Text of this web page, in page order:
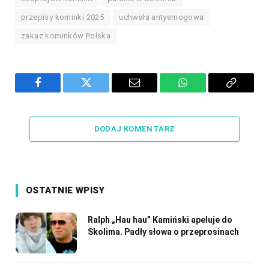
przepisy kominki 2025 uchwała antysmogowa
zakaz kominków Polska
Facebook Twitter Email WhatsAppCopy
DODAJ KOMENTARZ
OSTATNIE WPISY
Ralph „Hau hau” Kamiński apeluje do
Skolima. Padły słowa o przeprosinach